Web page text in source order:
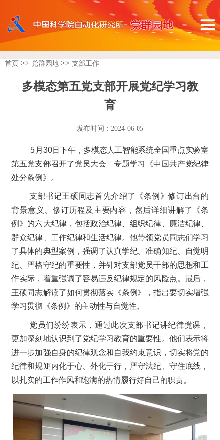
首页 >> 党群园地 >> 支部工作
多模态第五党支部开展党纪学习教
育
发布时间：2024-06-05
5 月30日下午，多模态人工智能系统全国重点实验室
第五党支部召开了党员大会，专题学习《中国共产党纪律
处分条例》。
支部书记王硕同志首先介绍了《条例》修订出台的
背景意义、修订历程及主要内容，然后详细讲解了《条
例》的六大纪律，包括政治纪律、组织纪律、廉洁纪律、
群众纪律、工作纪律和生活纪律。他带领党员同志们学习
了具体的典型案例，强调了认真学纪、准确知纪、自觉明
纪、严格守纪的重要性，并针对支部党员干部的思想和工
作实际，着重强调了容易违反纪律规定的风险点。最后，
王硕同志解读了如何贯彻落实《条例》，指出要切实增强
学习贯彻《条例》的主动性与自觉性。
党员们纷纷表示，通过此次支部书记讲纪律党课，
更加深刻地认识到了党纪学习教育的重要性。他们表示将
进一步加强自身的纪律观念和自我约束意识，切实将党的
纪律和规矩内化于心、外化于行，严守法纪、守住底线，
以扎实的工作作风和饱满的热情履行好自己的职责。